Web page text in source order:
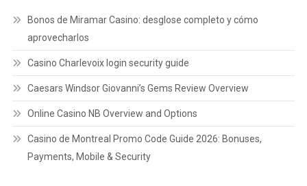
Bonos de Miramar Casino: desglose completo y cómo
aprovecharlos
Casino Charlevoix login security guide
Caesars Windsor Giovanni’s Gems Review Overview
Online Casino NB Overview and Options
Casino de Montreal Promo Code Guide 2026: Bonuses,
Payments, Mobile & Security